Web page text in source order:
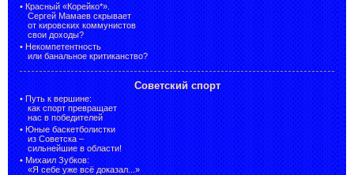
• Красный «Корейко*».
Сергей Мамаев скрывает
от кировских коммунистов
свои доходы?
• Некомпетентность
или банальное критиканство?
Советский спорт
• Путь к вершине:
как спорт превращает
нас в победителей
• Юные баскетболистки
из Советска –
сильнейшие в области!
• Михаил Зубков:
«Я себе уже всё доказал...»